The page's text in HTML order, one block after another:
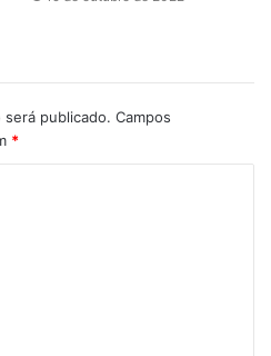
publicado. Campos
*